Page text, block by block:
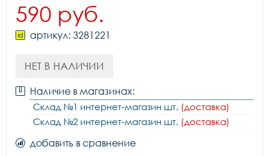
590 руб.
артикул: 3281221
НЕТ В НАЛИЧИИ
Наличие в магазинах:
Склад №1 интернет-магазин шт. (доставка)
Склад №2 интернет-магазин шт. (доставка)
добавить в сравнение